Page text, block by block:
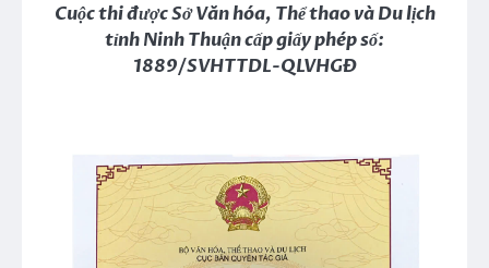
Cuộc thi được Sở Văn hóa, Thể thao và Du lịch
tỉnh Ninh Thuận cấp giấy phép số:
1889/SVHTTDL-QLVHGĐ